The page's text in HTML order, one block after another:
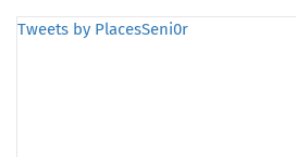
Tweets by PlacesSeni0r